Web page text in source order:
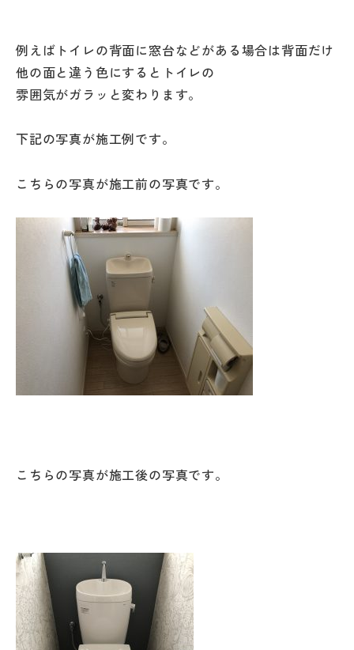
例えばトイレの背面に窓台などがある場合は背面だけ
他の面と違う色にするとトイレの
雰囲気がガラッと変わります。
下記の写真が施工例です。
こちらの写真が施工前の写真です。
こちらの写真が施工後の写真です。